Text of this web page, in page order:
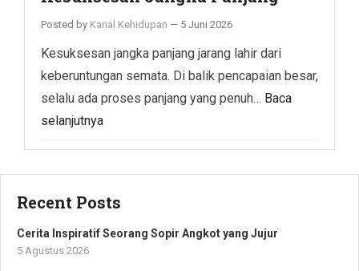
Posted by Kanal Kehidupan — 5 Juni 2026
Kesuksesan jangka panjang jarang lahir dari
keberuntungan semata. Di balik pencapaian besar,
selalu ada proses panjang yang penuh… Baca
selanjutnya
Recent Posts
Cerita Inspiratif Seorang Sopir Angkot yang Jujur
5 Agustus 2026